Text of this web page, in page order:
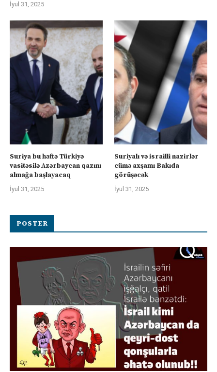
İyul 31, 2025
Suriya bu həftə Türkiyə
vasitəsilə Azərbaycan qazını
almağa başlayacaq
İyul 31, 2025
Suriyalı və israilli nazirlər
cümə axşamı Bakıda
görüşəcək
İyul 31, 2025
POSTER